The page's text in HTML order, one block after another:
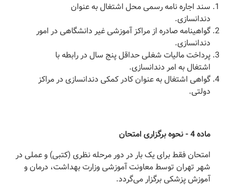
سند اجاره نامه رسمی محل اشتغال به عنوان
دندانسازی.
گواهینامه صادره از مراکز آموزشی غیر دانشگاهی در امور
دندانسازی.
پرداخت مالیات شغلی حداقل پنج سال در رابطه با
اشتغال به امر دندانسازی.
گواهی اشتغال به عنوان کادر کمکی دندانسازی در مراکز
دولتی.
‌ماده 4 - نحوه برگزاری امتحان
‌امتحان فقط برای یک بار در دور مرحله نظری (‌کتبی) و عملی در
شهر تهران توسط معاونت آموزشی وزارت بهداشت، درمان و
آموزش پزشکی برگزار می‌گردد.